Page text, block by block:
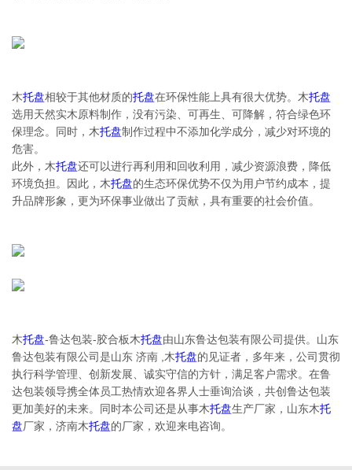
木托盘相较于其他材质的托盘在环保性能上具有很大优势。木托盘
选用天然实木原料制作，没有污染、可再生、可降解，符合绿色环
保理念。同时，木托盘制作过程中不添加化学成分，减少对环境的
危害。
此外，木托盘还可以进行再利用和回收利用，减少资源浪费，降低
环境负担。因此，木托盘的生态环保优势不仅为用户节约成本，提
升品牌形象，更为环保事业做出了贡献，具有重要的社会价值。
木托盘-鲁达包装-胶合板木托盘由山东鲁达包装有限公司提供。山东
鲁达包装有限公司是山东 济南 ,木托盘的见证者，多年来，公司贯彻
执行科学管理、创新发展、诚实守信的方针，满足客户需求。在鲁
达包装领导携全体员工热情欢迎各界人士垂询洽谈，共创鲁达包装
更加美好的未来。同时本公司还是从事木托盘生产厂家，山东木托
盘厂家，济南木托盘的厂家，欢迎来电咨询。